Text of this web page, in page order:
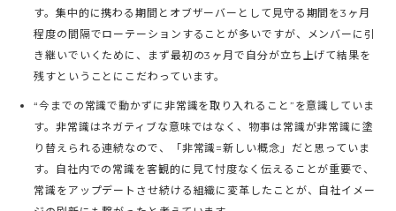
す。集中的に携わる期間とオブザーバーとして見守る期間を3ヶ月
程度の間隔でローテーションすることが多いですが、メンバーに引
き継いでいくために、まず最初の3ヶ月で自分が立ち上げて結果を
残すということにこだわっています。
“今までの常識で動かずに非常識を取り入れること”を意識していま
す。非常識はネガティブな意味ではなく、物事は常識が非常識に塗
り替えられる連続なので、「非常識=新しい概念」だと思っていま
す。自社内での常識を客観的に見て忖度なく伝えることが重要で、
常識をアップデートさせ続ける組織に変革したことが、自社イメー